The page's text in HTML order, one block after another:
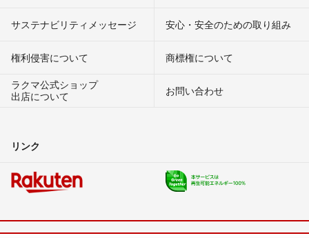
サステナビリティメッセージ 安心・安全のための取り組み
権利侵害について
商標権について
ラクマ公式ショップ
出店について
お問い合わせ
リンク